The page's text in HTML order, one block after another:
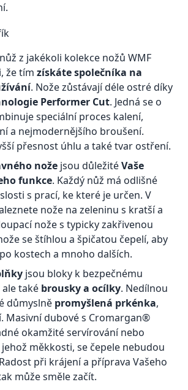
z jakékoli kolekce nožů WMF
že tím získáte společníka na
. Nože zůstávají déle ostré díky
Performer Cut. Jedná se o
speciální proces kalení,
a nejmodernějšího broušení.
přesnost úhlu a také tvar ostření.
nože jsou důležitéVaše
funkce. Každý nůž má odlišné
s prací, ke které je určen. V
nože na zeleninu s kratší a
nože s typicky zakřivenou
se štíhlou a špičatou čepelí, aby
kostech a mnoho dalších.
jsou bloky k bezpečnému
také brousky a ocílky. Nedílnou
důmyslně promyšlená prkénka,
Masivní dubové s Cromargan®
okamžité servírování nebo
měkkosti, se čepele nebudou
při krájení a příprava Vašeho
může směle začít.